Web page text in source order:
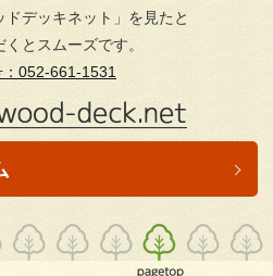
デッキネット」を見たと
とスムーズです。
052-661-1531